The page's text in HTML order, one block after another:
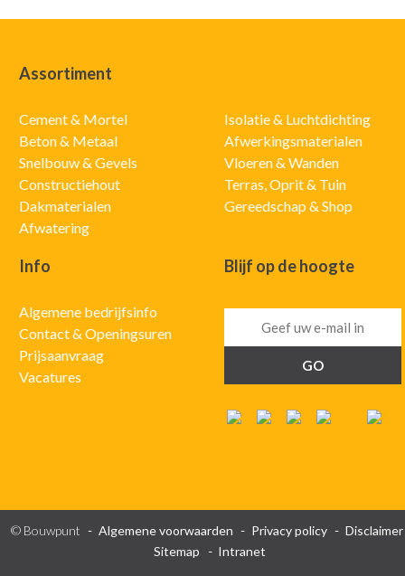
Assortiment
Cement & Mortel
Beton & Metaal
Snelbouw & Gevels
Constructiehout
Dakmaterialen
Afwatering
Isolatie & Luchtdichting
Afwerkingsmaterialen
Vloeren & Wanden
Terras, Oprit & Tuin
Gereedschap & Shop
Info
Algemene bedrijfsinfo
Contact & Openingsuren
Prijsaanvraag
Vacatures
Blijf op de hoogte
© Bouwpunt Algemene voorwaarden Privacy policy
Disclaimer
Sitemap
Intranet